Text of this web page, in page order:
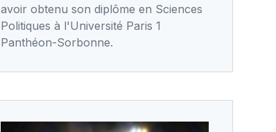
avoir obtenu son diplôme en Sciences
Politiques à l'Université Paris 1
Panthéon-Sorbonne.